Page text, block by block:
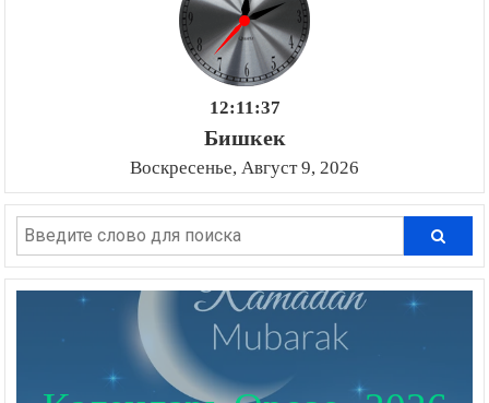
12:11:38
Бишкек
Воскресенье, Август 9, 2026